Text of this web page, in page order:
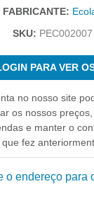
FABRICANTE:
SKU: PEC002007
PARA VER
no nosso site
os nossos
e manter o
que fez
o endereço para